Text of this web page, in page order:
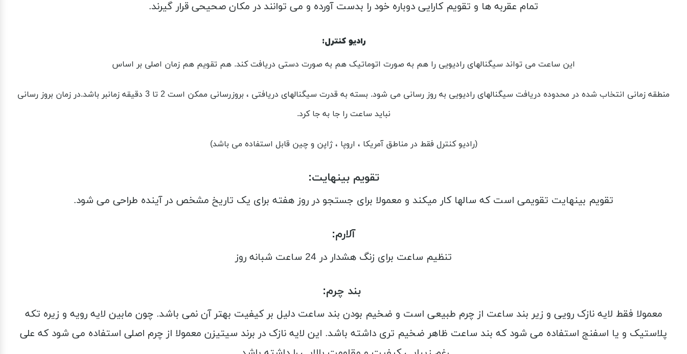
تمام عقربه ها و تقویم کارایی دوباره خود را بدست آورده و می توانند در مکان صحیحی قرار گیرند.
رادیو کنترل:
این ساعت می تواند سیگنالهای رادیویی را هم به صورت اتوماتیک هم به صورت دستی دریافت کند. هم تقویم هم زمان اصلی بر اساس
منطقه زمانی انتخاب شده در محدوده دریافت سیگنالهای رادیویی به روز رسانی می شود. بسته به قدرت سیگنالهای دریافتی ، بروزرسانی ممکن است 2
تا 3 دقیقه زمانبر باشد.در زمان بروز رسانی
نباید ساعت را جا به جا کرد.
(رادیو کنترل فقط در مناطق آمریکا ، اروپا ، ژاپن و چین قابل استفاده می باشد)
تقویم بینهایت:
تقویم بینهایت تقویمی است که سالها کار میکند و معمولا برای جستجو در روز هفته برای یک تاریخ مشخص در آینده طراحی می شود.
آلارم:
تنظیم ساعت برای زنگ هشدار در 24 ساعت شبانه روز
بند چرم:
معمولا فقط لایه نازک رویی و زیر بند ساعت از چرم طبیعی است و ضخیم بودن بند ساعت دلیل بر کیفیت بهتر آن نمی باشد. چون مابین لایه رویه و زیره تکه
پلاستیک و یا اسفنج استفاده می شود که بند ساعت ظاهر ضخیم تری داشته باشد. این لایه نازک در برند سیتیزن معمولا از چرم اصلی استفاده می شود که علی